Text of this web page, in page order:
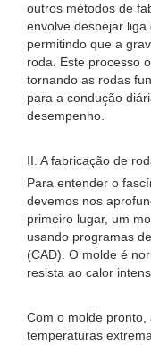
outros métodos de
envolve despejar liga
permitindo que a
roda. Este processo
tornando as rodas
para a condução
desempenho.
II. A fabricação de
Para entender o
devemos nos
primeiro lugar, um
usando programas
(CAD). O molde é
resista ao calor
Com o molde
temperaturas